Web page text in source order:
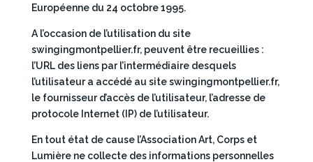
Européenne du 24 octobre 1995.
A l’occasion de l’utilisation du site
swingingmontpellier.fr, peuvent être recueillies :
l’URL des liens par l’intermédiaire desquels
l’utilisateur a accédé au site swingingmontpellier.fr,
le fournisseur d’accès de l’utilisateur, l’adresse de
protocole Internet (IP) de l’utilisateur.
En tout état de cause l’Association Art, Corps et
Lumière ne collecte des informations personnelles